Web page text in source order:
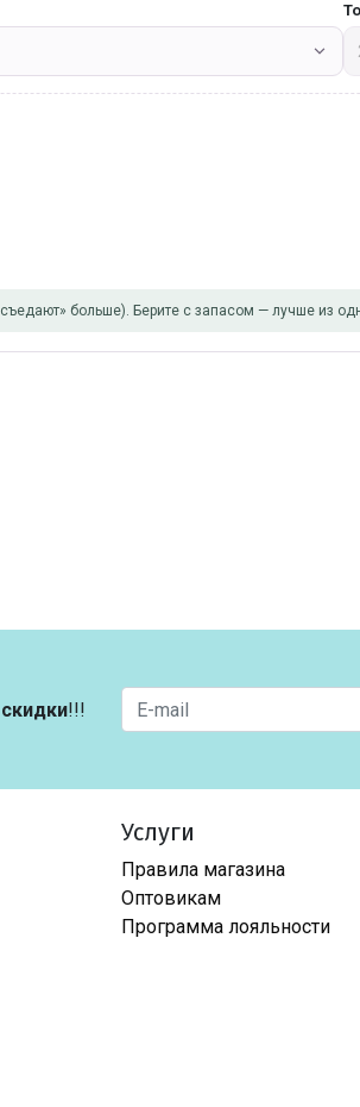
больше). Берите с запасом — лучше из
скидки!!!
Услуги
Правила магазина
Оптовикам
Программа лояльности